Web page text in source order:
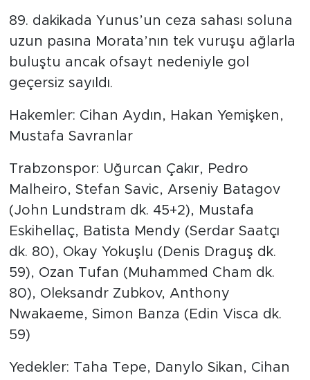
89. dakikada Yunus’un ceza sahası soluna
uzun pasına Morata’nın tek vuruşu ağlarla
buluştu ancak ofsayt nedeniyle gol
geçersiz sayıldı.
Hakemler: Cihan Aydın, Hakan Yemişken,
Mustafa Savranlar
Trabzonspor: Uğurcan Çakır, Pedro
Malheiro, Stefan Savic, Arseniy Batagov
(John Lundstram dk. 45+2), Mustafa
Eskihellaç, Batista Mendy (Serdar Saatçı
dk. 80), Okay Yokuşlu (Denis Draguş dk.
59), Ozan Tufan (Muhammed Cham dk.
80), Oleksandr Zubkov, Anthony
Nwakaeme, Simon Banza (Edin Visca dk.
59)
Yedekler: Taha Tepe, Danylo Sikan, Cihan